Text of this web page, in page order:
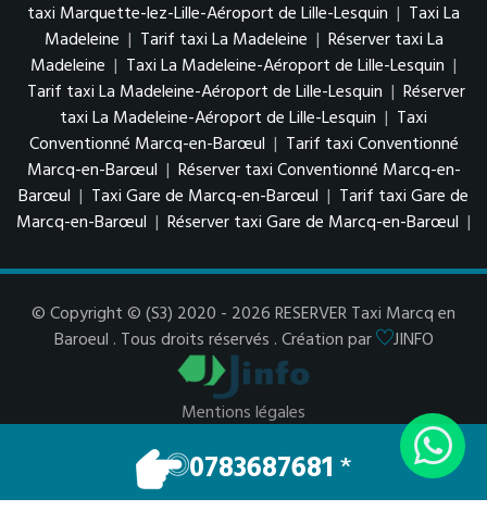
taxi Marquette-lez-Lille-Aéroport de Lille-Lesquin | Taxi La
Madeleine | Tarif taxi La Madeleine | Réserver taxi La
Madeleine | Taxi La Madeleine-Aéroport de Lille-Lesquin |
Tarif taxi La Madeleine-Aéroport de Lille-Lesquin | Réserver
taxi La Madeleine-Aéroport de Lille-Lesquin | Taxi
Conventionné Marcq-en-Barœul | Tarif taxi Conventionné
Marcq-en-Barœul | Réserver taxi Conventionné Marcq-en-
Barœul | Taxi Gare de Marcq-en-Barœul | Tarif taxi Gare de
Marcq-en-Barœul | Réserver taxi Gare de Marcq-en-Barœul |
© Copyright © (S3) 2020 - 2026 RESERVER Taxi Marcq en
Baroeul . Tous droits réservés . Création par
JINFO
Mentions légales
0783687681*